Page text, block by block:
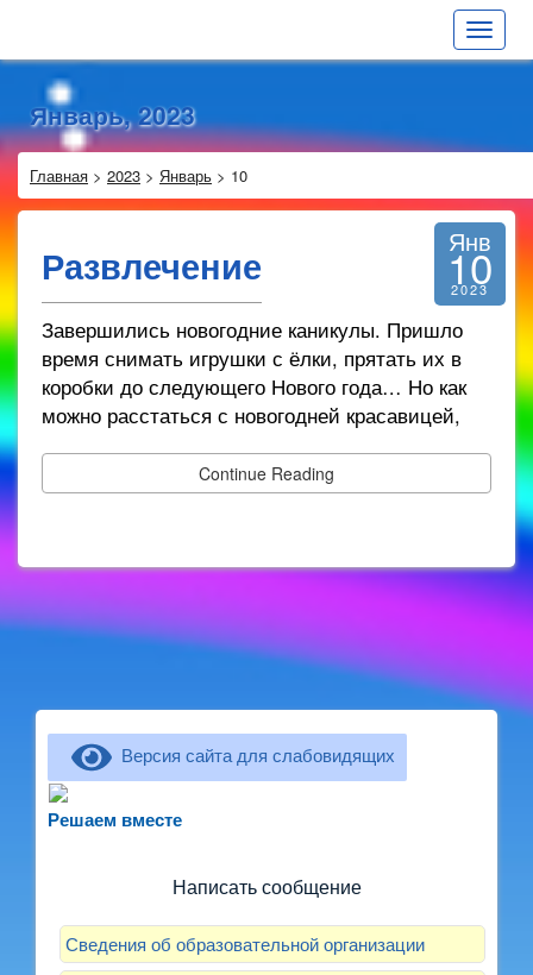
Toggle
Январь, 2023
Главная > 2023 > Январь > 10
Развлечение Янв
10
2023
Завершились новогодние каникулы. Пришло
время снимать игрушки с ёлки, прятать их в
коробки до следующего Нового года… Но как
можно расстаться с новогодней красавицей,
Continue Reading
Версия сайта для слабовидящих
Решаем вместерассказать о воспитателях? Знаете, как
Написать сообщение
Сведения об образовательной организации